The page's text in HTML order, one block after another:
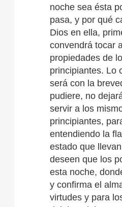
noche sea ésta
pasa, y por qué
Dios en ella,
convendrá tocar
propiedades de
principiantes. Lo
será con la
pudiere, no
servir a los
principiantes,
entendiendo la
estado que
deseen que los
esta noche,
y confirma el
virtudes y para